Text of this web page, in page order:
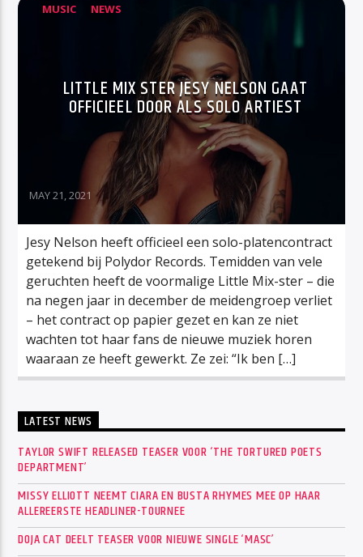
MUSIC NEWS
LITTLE MIX STER JESY NELSON GAAT
OFFICIEEL DOOR ALS SOLO ARTIEST
MAY 21, 2021
Jesy Nelson heeft officieel een solo-platencontract
getekend bij Polydor Records. Temidden van vele
geruchten heeft de voormalige Little Mix-ster – die
na negen jaar in december de meidengroep verliet
– het contract op papier gezet en kan ze niet
wachten tot haar fans de nieuwe muziek horen
waaraan ze heeft gewerkt. Ze zei: “Ik ben […]
LATEST NEWS
TAYLOR SWIFT RELEASED TEASER VOOR ‘THE TORTURED POETS
DEPARTMENT’
MISSY ELLIOTT NEEMT CIARA EN BUSTA RHYMES MEE OP HAAR
ALLEREERSTE HEADLINER-TOURNEE
DOJA CAT DEELT TEASER VOOR NIEUWE SINGLE ‘MASC’